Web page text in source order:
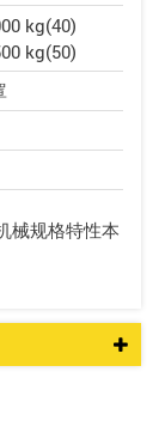
kg(40)
kg(50)
械规格特性本